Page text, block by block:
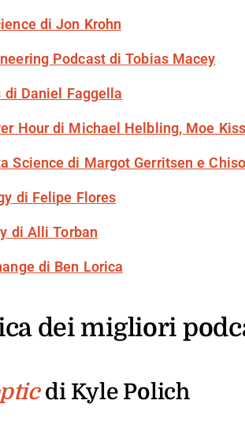
di Jon Krohn
Podcastdi Tobias Macey
di Daniel Faggella
Hourdi Michael Helbling, Moe
Science di Margot Gerritsen e
di Felipe Flores
di Alli Torban
di Ben Lorica
dei migliori
di Kyle Polich